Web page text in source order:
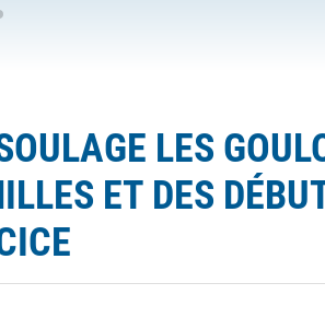
LES
ET DES